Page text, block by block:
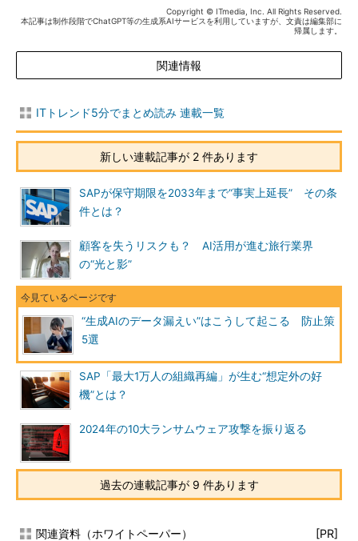
Copyright © ITmedia, Inc. All Rights Reserved.
本記事は制作段階でChatGPT等の生成系AIサービスを利用していますが、文責は編集部に
帰属します。
関連情報
ITトレンド5分でまとめ読み 連載一覧
新しい連載記事が 2 件あります
SAPが保守期限を2033年まで“事実上延長” その条
件とは？
顧客を失うリスクも？ AI活用が進む旅行業界
の“光と影”
“生成AIのデータ漏えい”はこうして起こる 防止策
5選
SAP「最大1万人の組織再編」が生む“想定外の好
機”とは？
2024年の10大ランサムウェア攻撃を振り返る
過去の連載記事が 9 件あります
関連資料（ホワイトペーパー） [PR]